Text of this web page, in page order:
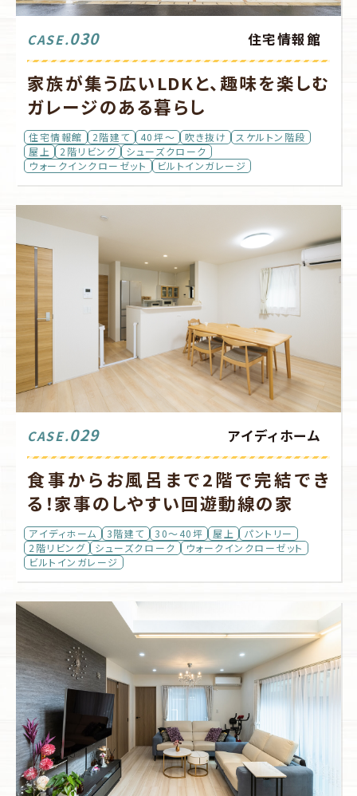
CASE.030 住宅情報館
家族が集う広いLDKと、趣味を楽しむ
ガレージのある暮らし
住宅情報館 2階建て 40坪～ 吹き抜け
スケルトン階段
屋上
2階リビング
シューズクローク
ウォークインクローゼット
ビルトインガレージ
CASE.029 アイディホーム
食事からお風呂まで2階で完結でき
る！家事のしやすい回遊動線の家
アイディホーム 3階建て 30～40坪 屋上
パントリー
2階リビング
シューズクローク
ウォークインクローゼット
ビルトインガレージ